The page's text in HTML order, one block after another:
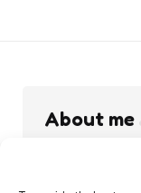
About me